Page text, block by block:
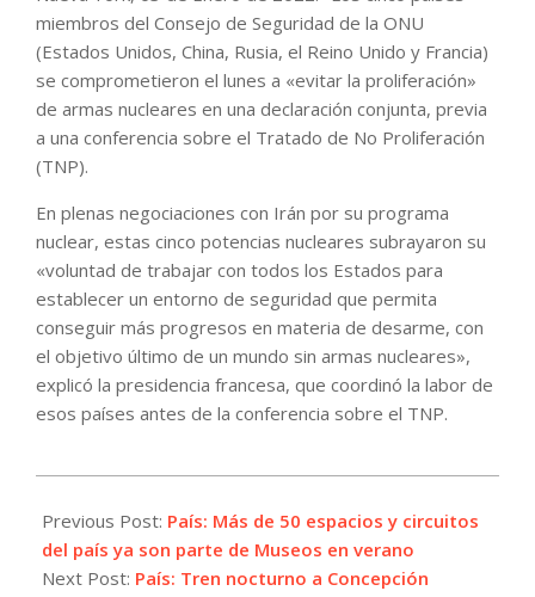
miembros del Consejo de Seguridad de la ONU
(Estados Unidos, China, Rusia, el Reino Unido y Francia)
se comprometieron el lunes a «evitar la proliferación»
de armas nucleares en una declaración conjunta, previa
a una conferencia sobre el Tratado de No Proliferación
(TNP).
En plenas negociaciones con Irán por su programa
nuclear, estas cinco potencias nucleares subrayaron su
«voluntad de trabajar con todos los Estados para
establecer un entorno de seguridad que permita
conseguir más progresos en materia de desarme, con
el objetivo último de un mundo sin armas nucleares»,
explicó la presidencia francesa, que coordinó la labor de
esos países antes de la conferencia sobre el TNP.
01-
03
Previous Post: País: Más de 50 espacios y circuitos
del país ya son parte de Museos en verano
Next Post: País: Tren nocturno a Concepción